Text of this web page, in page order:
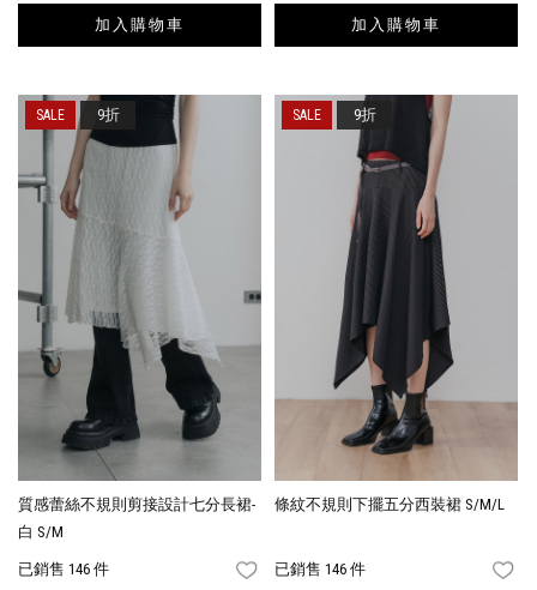
加入購物車 加入購物車
質感蕾絲不規則剪接設計七分長裙-
白 S/M
已銷售 146 件 FAVORITES
9折
條紋不規則下擺五分西裝裙 S/M/L
已銷售 146 件
9折